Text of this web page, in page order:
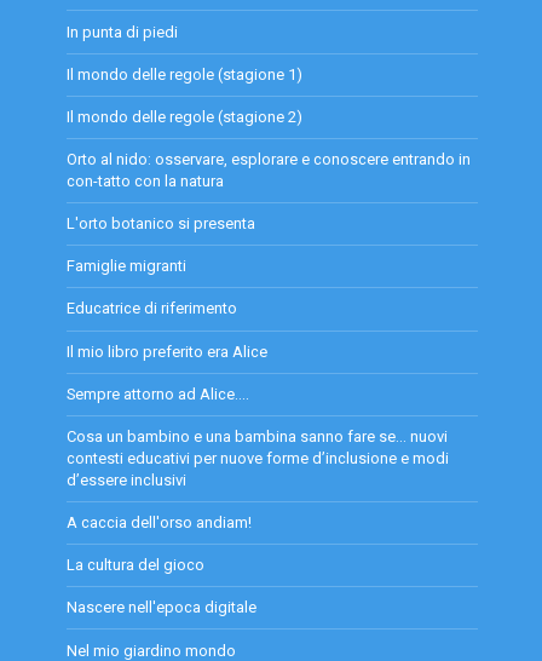
In punta di piedi
Il mondo delle regole (stagione 1)
Il mondo delle regole (stagione 2)
Orto al nido: osservare, esplorare e conoscere entrando in
con-tatto con la natura
L'orto botanico si presenta
Famiglie migranti
Educatrice di riferimento
Il mio libro preferito era Alice
Sempre attorno ad Alice....
Cosa un bambino e una bambina sanno fare se… nuovi
contesti educativi per nuove forme d’inclusione e modi
d’essere inclusivi
A caccia dell'orso andiam!
La cultura del gioco
Nascere nell'epoca digitale
Nel mio giardino mondo